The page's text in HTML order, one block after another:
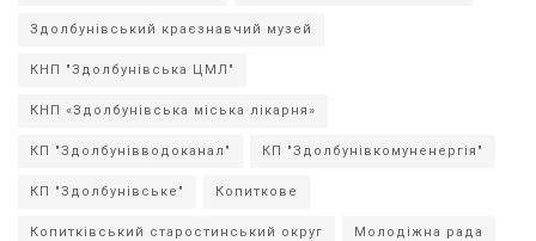
Здолбунівський краєзнавчий музей
КНП "Здолбунівська ЦМЛ"
КНП «Здолбунівська міська лікарня»
КП "Здолбунівводоканал" КП "Здолбунівкомуненергія"
КП "Здолбунівське" Копиткове
Копитківський старостинський округ Молодіжна рада